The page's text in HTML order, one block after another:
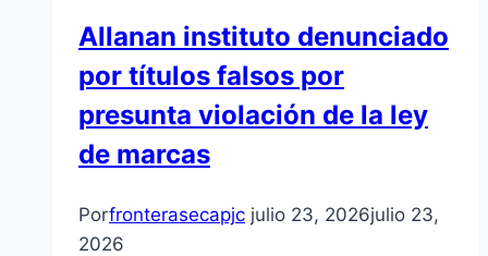
Allanan instituto denunciado
por títulos falsos por
presunta violación de la ley
de marcas
Porfronterasecapjc julio 23, 2026julio 23,
2026